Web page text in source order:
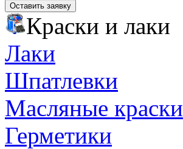
Оставить заявку
Краски и лаки
Лаки
Шпатлевки
Масляные краски
Герметики